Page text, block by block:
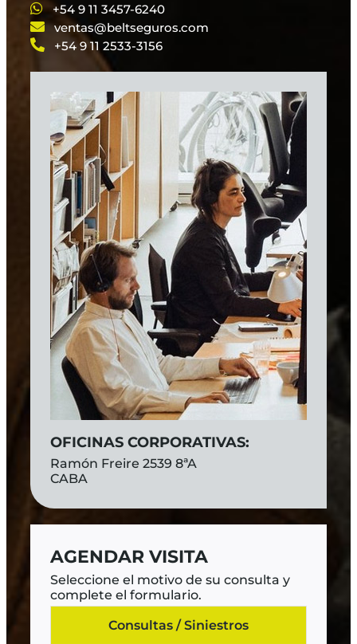
+54 9 11 3457-6240
ventas@beltseguros.com
+54 9 11 2533-3156
OFICINAS CORPORATIVAS:
Ramón Freire 2539 8ªA
CABA
AGENDAR VISITA
Seleccione el motivo de su consulta y
complete el formulario.
Consultas / Siniestros